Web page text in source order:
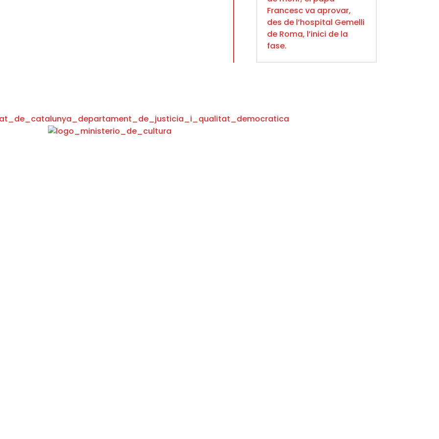
Francesc va aprovar,
des de l’hospital Gemelli
de Roma, l’inici de la
fase.